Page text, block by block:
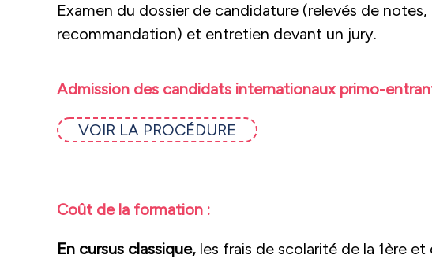
Examen du dossier de candidature (relevés de
recommandation) et entretien devant un jury.
Admission des candidats internationaux primo-
VOIR LA PROCÉDURE
Coût de la formation :
En cursus classique, les frais de scolarité de la 1ère